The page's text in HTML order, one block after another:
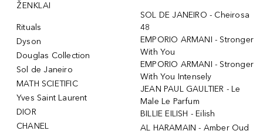
ŽENKLAI
Rituals
Dyson
Douglas Collection
Sol de Janeiro
MATH SCIETIFIC
Yves Saint Laurent
DIOR
CHANEL
SOL DE JANEIRO - Cheirosa
48
EMPORIO ARMANI - Stronger
With You
EMPORIO ARMANI - Stronger
With You Intensely
JEAN PAUL GAULTIER - Le
Male Le Parfum
BILLIE EILISH - Eilish
AL HARAMAIN - Amber Oud